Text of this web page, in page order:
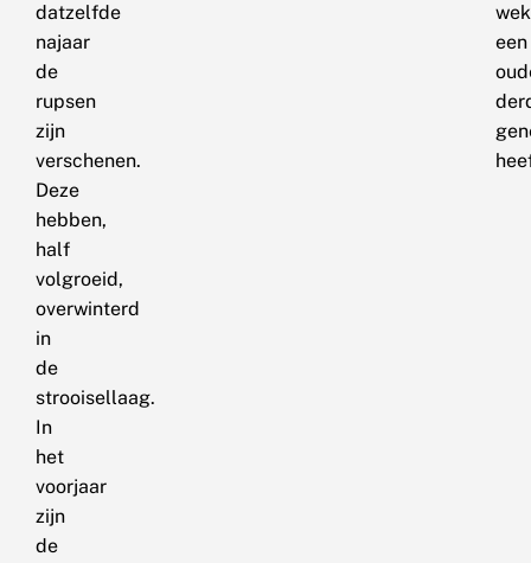
datzelfde
najaar
de
rupsen
zijn
verschenen.
Deze
hebben,
half
volgroeid,
overwinterd
in
de
strooisellaag.
In
het
voorjaar
zijn
de
een